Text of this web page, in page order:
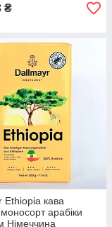
₴
Ethiopia кава
арабіки
Німеччина